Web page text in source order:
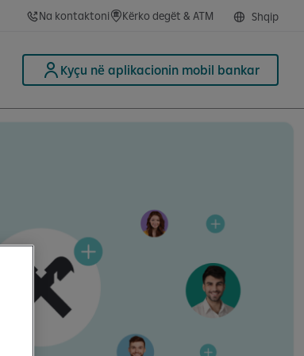
Na kontaktoni Kërko degët & ATM Shqip
Kyçu në aplikacionin mobil bankar